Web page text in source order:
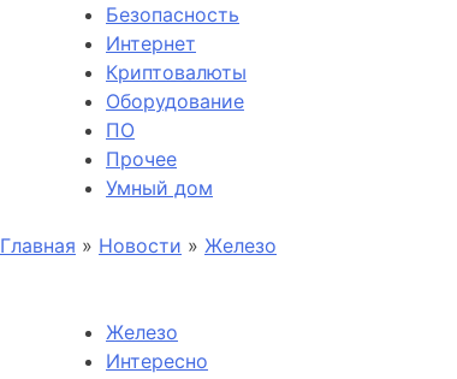
Безопасность
Интернет
Криптовалюты
Оборудование
ПО
Прочее
Умный дом
Главная » Новости » Железо
Железо
Интересно